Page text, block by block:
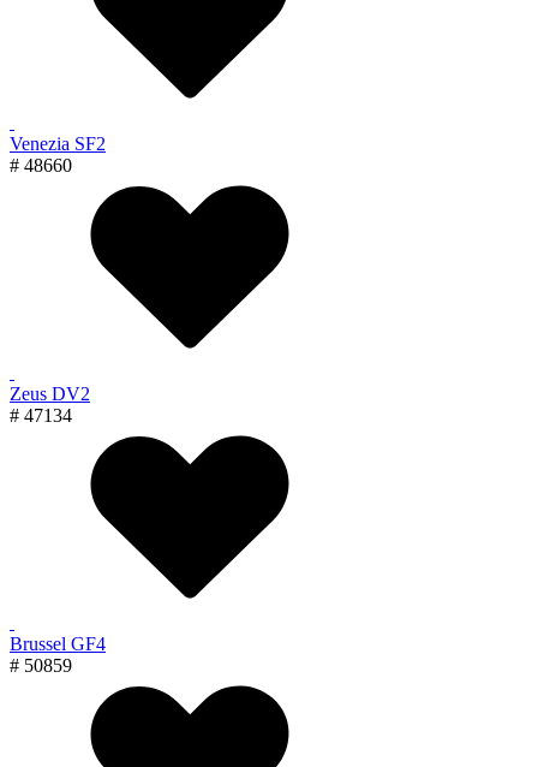
Venezia SF2
# 48660
Zeus DV2
# 47134
Brussel GF4
# 50859